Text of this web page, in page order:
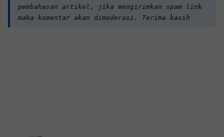
pembahasan artikel, jika mengirimkan spam link
maka komentar akan dimoderasi. Terima kasih